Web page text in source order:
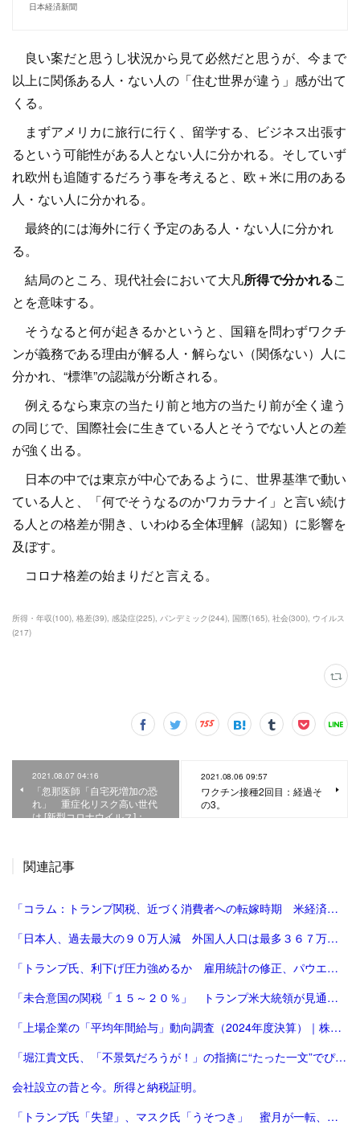
日本経済新聞
良い案だと思うし状況から見て必然だと思うが、今まで
以上に関係ある人・ない人の「住む世界が違う」感が出て
くる。
まずアメリカに旅行に行く、留学する、ビジネス出張す
るという可能性がある人とない人に分かれる。そしていず
れ欧州も追随するだろう事を考えると、欧＋米に用のある
人・ない人に分かれる。
最終的には海外に行く予定のある人・ない人に分かれ
る。
結局のところ、現代社会において大凡所得で分かれるこ
とを意味する。
そうなると何が起きるかというと、国籍を問わずワクチ
ンが義務である理由が解る人・解らない（関係ない）人に
分かれ、“標準”の認識が分断される。
例えるなら東京の当たり前と地方の当たり前が全く違う
の同じで、国際社会に生きている人とそうでない人との差
が強く出る。
日本の中では東京が中心であるように、世界基準で動い
ている人と、「何でそうなるのかワカラナイ」と言い続け
る人との格差が開き、いわゆる全体理解（認知）に影響を
及ぼす。
コロナ格差の始まりだと言える。
所得・年収(100) 格差(39) 感染症(225) パンデミック(244) 国際(165) 社会(300) ウイルス
(217)
2021.08.07 04:16
「忽那医師「自宅死増加の恐
れ」 重症化リスク高い世代
は [新型コロナウイルス]：…
2021.08.06 09:57
ワクチン接種2回目：経過そ
の3。
関連記事
「コラム：トランプ関税、近づく消費者への転嫁時期 米経済にどう影響 | ロイター」
「日本人、過去最大の９０万人減 外国人人口は最多３６７万人―総務省：時事ドットコム」
「トランプ氏、利下げ圧力強めるか 雇用統計の修正、パウエル氏に逆風 [トランプ再来][トランプ関税]：朝日新聞」
「未合意国の関税「１５～２０％」 トランプ米大統領が見通し：時事ドットコム」
「上場企業の「平均年間給与」動向調査（2024年度決算）｜株式会社 帝国データバンク[TDB]」
「堀江貴文氏、「不景気だろうが！」の指摘に“たった一文”でぴしゃり回答 反響続々 - 芸能 : 日刊スポーツ」
会社設立の昔と今。所得と納税証明。
「トランプ氏「失望」、マスク氏「うそつき」 蜜月が一転、非難の応酬 | 毎日新聞」